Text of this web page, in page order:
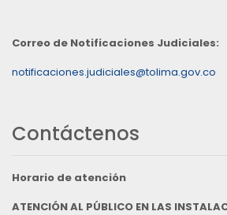
Correo de Notificaciones Judiciales:
notificaciones.judiciales@tolima.gov.co
Contáctenos
Horario de atención
ATENCIÓN AL PÚBLICO EN LAS